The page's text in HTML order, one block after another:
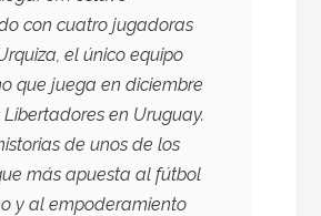
con cuatro jugadoras
el único equipo
que juega en diciembre
en Uruguay.
de unos de los
más apuesta al fútbol
y al empoderamiento